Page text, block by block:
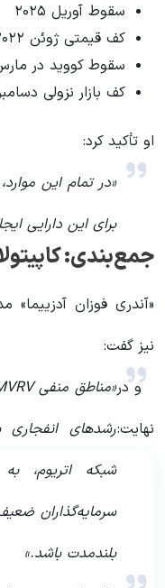
سقوط آوریل ۲۰۲۵
کف قیمتی ژوئن ۲۰۲۲ پس از فروپاشی Terra/Luna
سقوط کووید در مارس
کف بازار نزولی دسامبر
او تأکید کرد:
«در تمام این
برای این دارایی
جمع‌بندی:
نیز گفت:
رشدهای انفجاری
شبکه اتریوم،
سرمایه‌گذاران
بلندمدت باشد.»
و در
نهایت: